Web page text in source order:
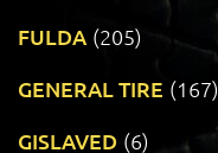
FULDA (205)
GENERAL TIRE (167)
GISLAVED (6)